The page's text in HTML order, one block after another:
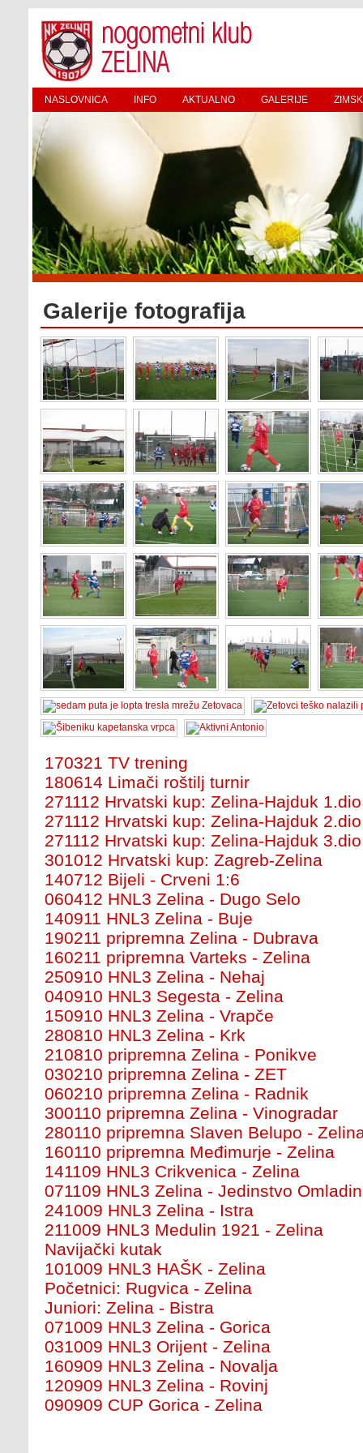
NASLOVNICA INFO AKTUALNO GALERIJE
Galerije fotografija
170321 TV trening
180614 Limači roštilj turnir
271112 Hrvatski kup: Zelina-Hajduk 1.dio
271112 Hrvatski kup: Zelina-Hajduk 2.dio
271112 Hrvatski kup: Zelina-Hajduk 3.dio
301012 Hrvatski kup: Zagreb-Zelina
140712 Bijeli - Crveni 1:6
060412 HNL3 Zelina - Dugo Selo
140911 HNL3 Zelina - Buje
190211 pripremna Zelina - Dubrava
160211 pripremna Varteks - Zelina
250910 HNL3 Zelina - Nehaj
040910 HNL3 Segesta - Zelina
150910 HNL3 Zelina - Vrapče
280810 HNL3 Zelina - Krk
210810 pripremna Zelina - Ponikve
030210 pripremna Zelina - ZET
060210 pripremna Zelina - Radnik
300110 pripremna Zelina - Vinogradar
280110 pripremna Slaven Belupo -
160110 pripremna Međimurje - Zelina
141109 HNL3 Crikvenica - Zelina
071109 HNL3 Zelina - Jedinstvo
241009 HNL3 Zelina - Istra
211009 HNL3 Medulin 1921 - Zelina
Navijački kutak
101009 HNL3 HAŠK - Zelina
Početnici: Rugvica - Zelina
Juniori: Zelina - Bistra
071009 HNL3 Zelina - Gorica
031009 HNL3 Orijent - Zelina
160909 HNL3 Zelina - Novalja
120909 HNL3 Zelina - Rovinj
090909 CUP Gorica - Zelina